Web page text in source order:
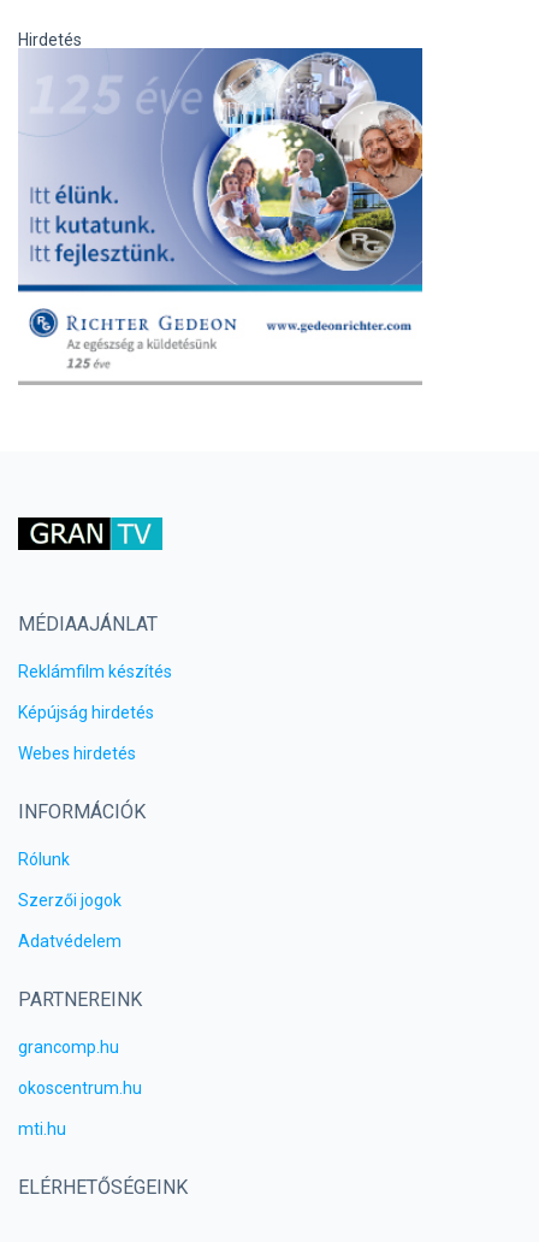
Hirdetés
MÉDIAAJÁNLAT
Reklámfilm készítés
Képújság hirdetés
Webes hirdetés
INFORMÁCIÓK
Rólunk
Szerzői jogok
Adatvédelem
PARTNEREINK
grancomp.hu
okoscentrum.hu
mti.hu
ELÉRHETŐSÉGEINK